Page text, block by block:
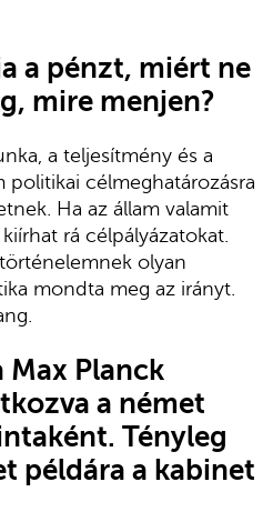
a pénzt, miért ne
mire menjen?
a teljesítmény és a
politikai célmeghatározásra
Ha az állam valamit
rá célpályázatokat.
olyan
mondta meg az irányt.
Max Planck
a német
Tényleg
példára a kabinet